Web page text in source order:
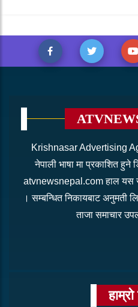
Krishnasar Advertising
नेपाली भाषा मा प्रकाशित
atvnewsnepal.com हाल यस
। सम्बन्धित निकायबाट अनुमती
ताजा समाचार